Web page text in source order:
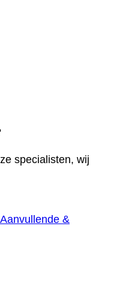
specialisten, wij
Aanvullende &